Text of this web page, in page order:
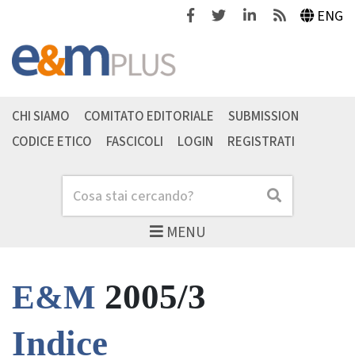
FacebookTwitterLinkedinFeeds ENG
MENU
Cerca Cerca
CHI SIAMO COMITATO EDITORIALE
SUBMISSION
CODICE ETICO
FASCICOLI LOGIN REGISTRATI
E&M 2005/3
Indice